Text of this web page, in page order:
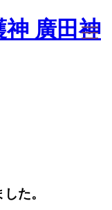
廣田神
た。